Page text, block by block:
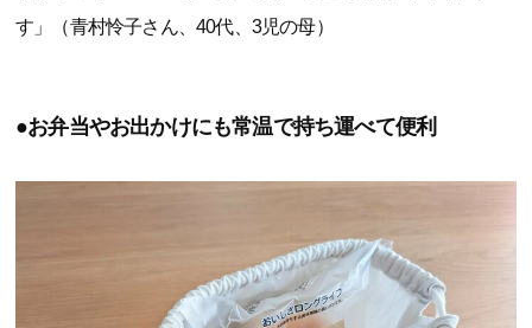
す」（青村怜子さん、40代、3児の母）
●お弁当やお出かけにも常温で持ち運べて便利